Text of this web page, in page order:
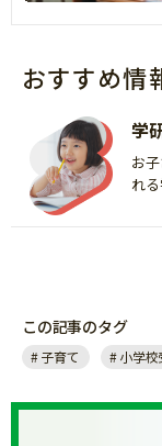
おすすめ情
学
お
れ
この記事のタグ
子育て 小学校